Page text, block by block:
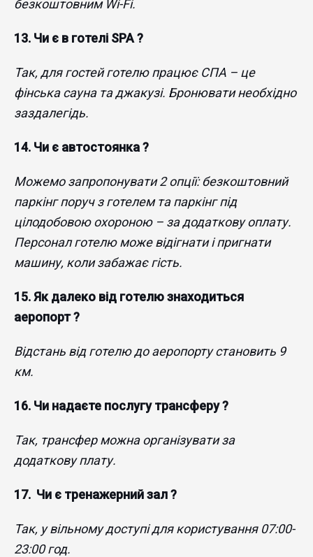
безкоштовним Wi-Fi.
13. Чи є в готелі SPA ?
Так, для гостей готелю працює СПА – це
фінська сауна та джакузі. Бронювати необхідно
заздалегідь.
14. Чи є автостоянка ?
Можемо запропонувати 2 опції: безкоштовний
паркінг поруч з готелем та паркінг під
цілодобовою охороною – за додаткову оплату.
Персонал готелю може відігнати і пригнати
машину, коли забажає гість.
​15. Як далеко від готелю знаходиться
аеропорт ?
Відстань від готелю до аеропорту становить 9
км.
16. Чи надаєте послугу трансферу ?
Так, трансфер можна організувати за
додаткову плату.
​17. Чи є тренажерний зал ?
Так, у вільному доступі для користування 07:00-
23:00 год.